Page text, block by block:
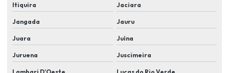
Instalação de cftv
Instalação de controle de acesso
Instalação elétrica alarme residencial
Instalação de eletroímã
Itiquira Jaciara
Jangada Jauru
Juara Juína
Juruena Juscimeira